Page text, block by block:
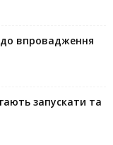
до впровадження
запускaти та